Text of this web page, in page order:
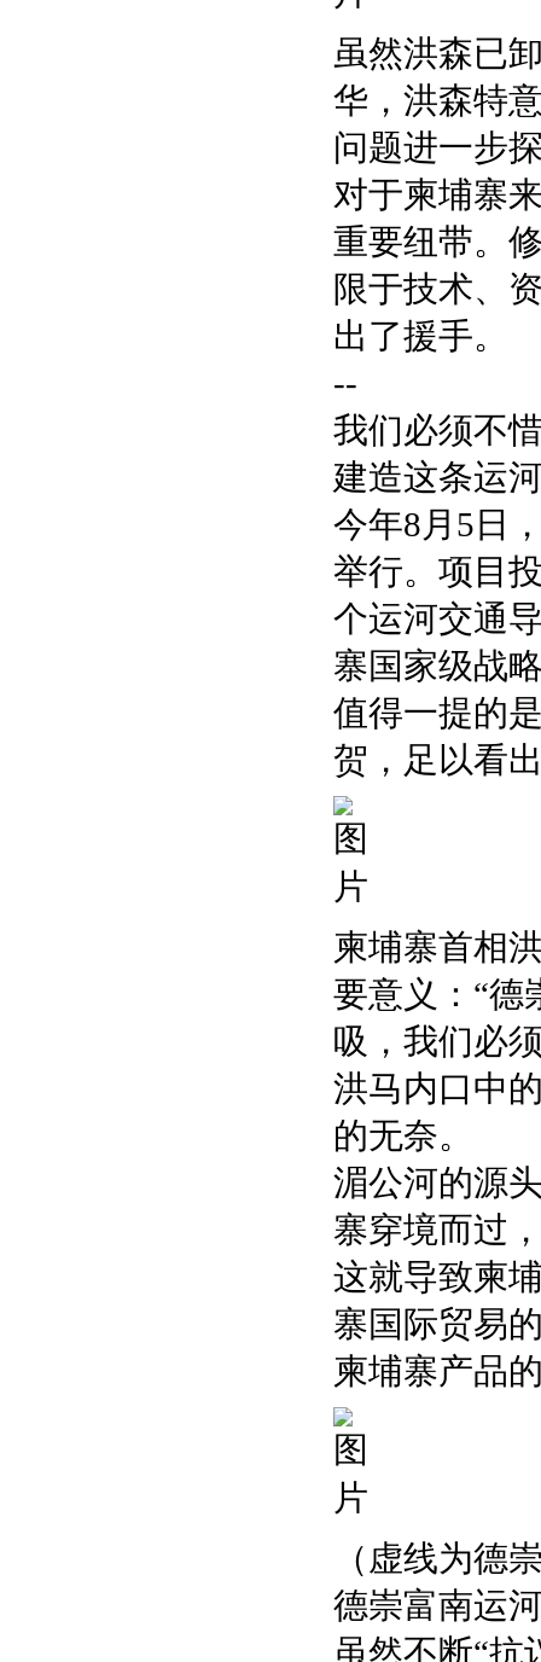
虽然洪森已
华，洪森特
问题进一步
对于柬埔寨
重要纽带。
限于技术、
出了援手。
--
我们必须不
建造这条运
今年8月5日
举行。项目
个运河交通
寨国家级战
值得一提的
贺，足以看
柬埔寨首相
要意义：“德
吸，我们必
洪马内口中
的无奈。
湄公河的源
寨穿境而过
这就导致柬
寨国际贸易
柬埔寨产品
（虚线为德
德崇富南运
虽然不断“抗